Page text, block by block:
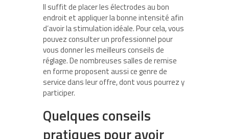
Il suffit de placer les électrodes au bon
endroit et appliquer la bonne intensité afin
d’avoir la stimulation idéale. Pour cela, vous
pouvez consulter un professionnel pour
vous donner les meilleurs conseils de
réglage. De nombreuses salles de remise
en forme proposent aussi ce genre de
service dans leur offre, dont vous pourrez y
participer.
Quelques conseils
pratiques pour avoir